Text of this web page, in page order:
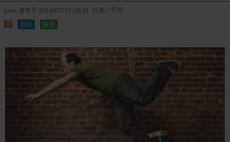
pom 发布于 2014/07/11-16:21 分类： 专栏
创业
失败